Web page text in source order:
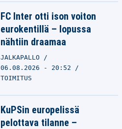
FC Inter otti ison voiton
eurokentillä – lopussa
nähtiin draamaa
JALKAPALLO
06.08.2026 - 20:52
TOIMITUS
KuPSin europelissä
pelottava tilanne –